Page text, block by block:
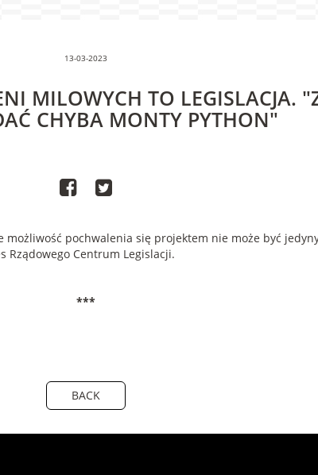
13-03-2023
MILOWYCH TO LEGISLACJA.
CHYBA MONTY PYTHON"
pochwalenia się projektem nie może być
Rządowego Centrum Legislacji.
***
BACK